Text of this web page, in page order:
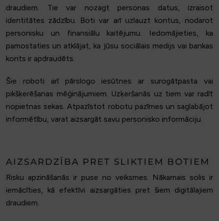
draudiem. Tie var nozagt personas datus, izraisot
identitātes zādzību. Boti var arī uzlauzt kontus, nodarot
personisku un finansiālu kaitējumu. Iedomājieties, ka
pamostaties un atklājat, ka jūsu sociālais medijs vai bankas
konts ir apdraudēts.
Šie roboti arī pārslogo iesūtnes ar surogātpasta vai
pikšķerēšanas mēģinājumiem. Uzķeršanās uz tiem var radīt
nopietnas sekas. Atpazīstot robotu pazīmes un saglabājot
informētību, varat aizsargāt savu personisko informāciju.
AIZSARDZĪBA PRET SLIKTIEM BOTIEM
Risku apzināšanās ir puse no veiksmes. Nākamais solis ir
iemācīties, kā efektīvi aizsargāties pret šiem digitālajiem
draudiem.